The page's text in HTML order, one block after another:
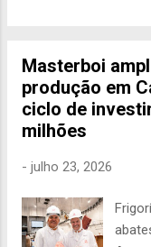
Masterboi
produção em
ciclo de
milhões
- julho 23, 2026